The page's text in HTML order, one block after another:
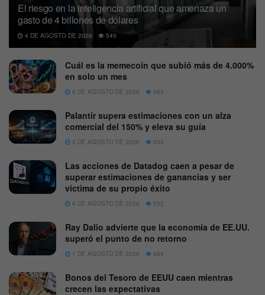
El riesgo en la inteligencia artificial que amenaza un
gasto de 4 billones de dólares
4 DE AGOSTO DE 2026 545
Cuál es la memecoin que subió más de 4.000%
en solo un mes
6 DE AGOSTO DE 2026 563
Palantir supera estimaciones con un alza
comercial del 150% y eleva su guía
3 DE AGOSTO DE 2026 632
Las acciones de Datadog caen a pesar de
superar estimaciones de ganancias y ser
víctima de su propio éxito
6 DE AGOSTO DE 2026 552
Ray Dalio advierte que la economía de EE.UU.
superó el punto de no retorno
1 DE AGOSTO DE 2026 684
Bonos del Tesoro de EEUU caen mientras
crecen las expectativas